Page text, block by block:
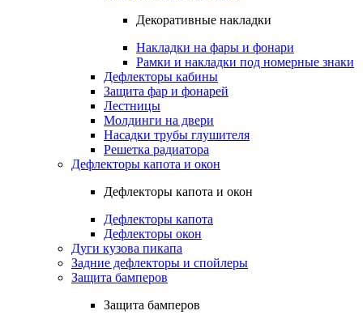
Декоративные накладки
Накладки на фары и фонари
Рамки и накладки под номерные знаки
Дефлекторы кабины
Защита фар и фонарей
Лестницы
Молдинги на двери
Насадки трубы глушителя
Решетка радиатора
Дефлекторы капота и окон
Дефлекторы капота и окон
Дефлекторы капота
Дефлекторы окон
Дуги кузова пикапа
Задние дефлекторы и спойлеры
Защита бамперов
Защита бамперов